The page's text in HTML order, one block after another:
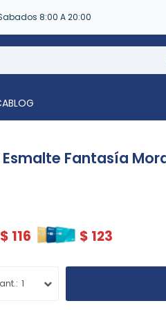
8:00 A 20:00
BLOG
Fantasía
$ 116 $ 123
1